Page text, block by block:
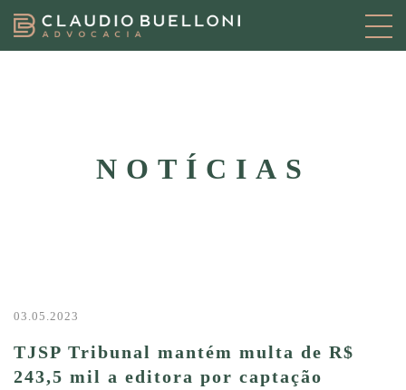
NOTÍCIAS
03.05.2023
TJSP Tribunal mantém multa de R$
243,5 mil a editora por captação